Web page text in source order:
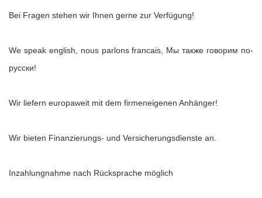
Bei Fragen stehen wir Ihnen gerne zur Verfügung!
We speak english, nous parlons francais, Мы также говорим по-
русски!
Wir liefern europaweit mit dem firmeneigenen Anhänger!
Wir bieten Finanzierungs- und Versicherungsdienste an.
Inzahlungnahme nach Rücksprache möglich